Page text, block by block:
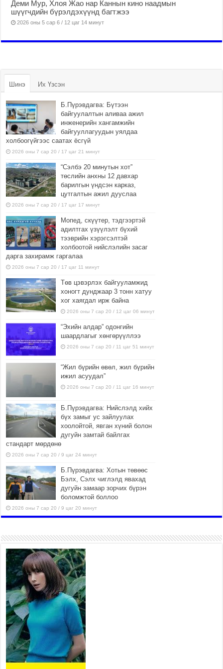
Деми Мур, Хлоя Жао нар Каннын кино наадмын
шүүгчдийн бүрэлдэхүүнд багтжээ
2026 оны 5 сар 6 / 12 цаг 14 минут
Шинэ Их Үзсэн
Б.Пүрэвдагва: Бүтээн
байгуулалтын аливаа ажил
инженерийн хангамжийн
байгууллагуудын уялдаа
холбоогүйгээс саатах ёсгүй
2026 оны 7 сар 20 / 17 цаг 21 минут
“Сэлбэ 20 минутын хот”
төслийн анхны 12 давхар
барилгын үндсэн карказ,
цутгалтын ажил дууслаа
2026 оны 7 сар 20 / 17 цаг 17 минут
Мопед, скүүтер, тэдгээртэй
адилтгах үзүүлэлт бүхий
тээврийн хэрэгсэлтэй
холбоотой нийслэлийн засаг
дарга захирамж гаргалаа
2026 оны 7 сар 20 / 17 цаг 11 минут
Төв цэвэрлэх байгууламжид
хоногт дунджаар 3 тонн хатуу
хог хаягдал ирж байна
2026 оны 7 сар 20 / 12 цаг 06 минут
“Эхийн алдар” одонгийн
шаардлагыг хөнгөрүүллээ
2026 оны 7 сар 20 / 11 цаг 51 минут
“Жил бүрийн өвөл, жил бүрийн
ижил асуудал”
2026 оны 7 сар 20 / 11 цаг 16 минут
Б.Пүрэвдагва: Нийслэлд хийх
бүх замыг ус зайлуулах
хоолойтой, явган хүний болон
дугуйн замтай байлгах
стандарт мөрдөнө
2026 оны 7 сар 20 / 9 цаг 24 минут
Б.Пүрэвдагва: Хотын төвөөс
Бэлх, Сэлх чиглэлд явахад
дугуйн замаар зорчих бүрэн
боломжтой боллоо
2026 оны 7 сар 20 / 9 цаг 20 минут
шугам хоолойн ажил 80
хувьтай үргэлжилж байна
2026 оны 7 сар 20 / 9 цаг 14 минут
Усархаг аадар бороо орж
байгаа тул аюулгүй байдлаа
хангаж, үер усны аюулаас
сэрэмжлэхийг нийслэлийн
Онцгой байдлын газраас анхааруулж байна
2026 оны 7 сар 20 / 9 цаг 09 минут
311 алба хаагч, 119 техник хэрэгсэлтэй ажиллаж
үер усны аюул, болзошгүй эрсдэлээс сэргийлж
байна